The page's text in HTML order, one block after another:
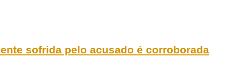
sofrida pelo acusado é corroborada